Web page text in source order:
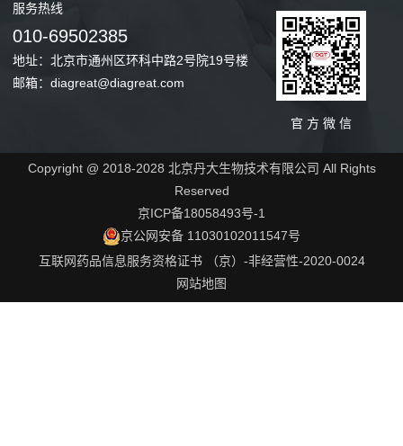
服务热线
010-69502385
地址：北京市通州区环科中路2号院19号楼
邮箱：diagreat@diagreat.com
官 方 微 信
Copyright @ 2018-2028 北京丹大生物技术有限公司 All Rights
Reserved
京ICP备18058493号-1
京公网安备 11030102011547号
互联网药品信息服务资格证书 （京）-非经营性-2020-0024
网站地图